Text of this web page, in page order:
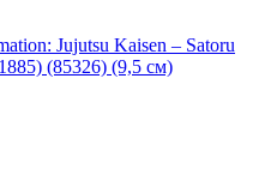
Jujutsu Kaisen – Satoru
(85326) (9,5 см)